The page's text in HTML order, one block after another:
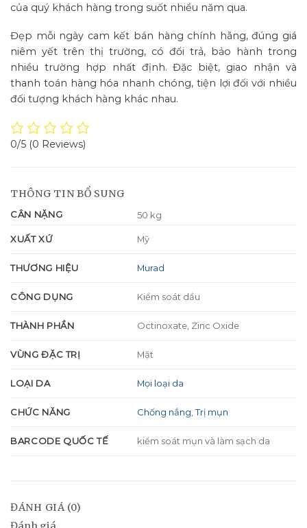
của quý khách hàng trong suốt nhiều năm qua.
Đẹp mỗi ngày cam kết bán hàng chính hãng, đúng giá
niêm yết trên thị trường, có đổi trả, bảo hành trong
nhiều trường hợp nhất định. Đặc biệt, giao nhận và
thanh toán hàng hóa nhanh chóng, tiện lợi đối với nhiều
đối tượng khách hàng khác nhau.
0/5 (0 Reviews)
THÔNG TIN BỔ SUNG
CÂN NẶNG 50 kg
XUẤT XỨ Mỹ
THƯƠNG HIỆU Murad
CÔNG DỤNG Kiểm soát dầu
THÀNH PHẦN Octinoxate, Zinc Oxide
VÙNG ĐẶC TRỊ Mặt
LOẠI DA Mọi loại da
CHỨC NĂNG Chống nắng ,Trị mụn
BARCODE QUỐC TẾ kiểm soát mụn và làm sạch da
ĐÁNH GIÁ (0)